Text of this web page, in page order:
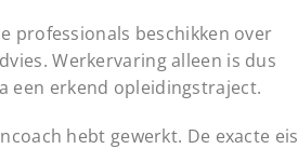
professionals beschikken over
Werkervaring alleen is dus
een erkend opleidingstraject.
hebt gewerkt. De exacte eis